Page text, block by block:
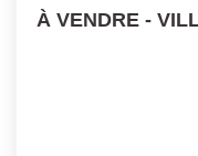
À VENDRE -